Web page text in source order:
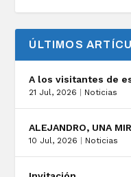
ÚLTIMOS
A los visitantes de
21 Jul, 2026 Noticias
ALEJANDRO, UNA
10 Jul, 2026 Noticias